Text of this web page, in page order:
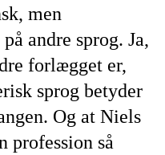
men
andre sprog. Ja,
forlægget er,
sprog betyder
Og at Niels
profession så